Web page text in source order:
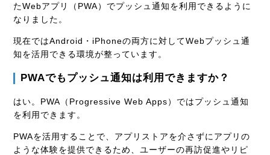
たWebアプリ（PWA）でプッシュ通知を利用できるように
なりました。
現在ではAndroid・iPhoneの両方に対してWebプッシュ通
知を活用できる環境が整っています。
PWAでもプッシュ通知は利用できますか？
はい。PWA（Progressive Web Apps）ではプッシュ通知
を利用できます。
PWAを活用することで、アプリストアを介さずにアプリの
ような体験を提供できるため、ユーザーの再訪促進やリピ